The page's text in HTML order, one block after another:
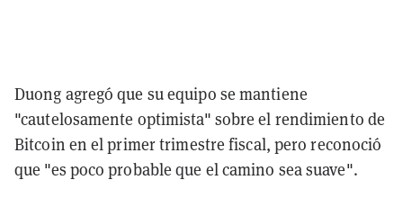
Duong agregó que su equipo se mantiene
"cautelosamente optimista" sobre el rendimiento de
Bitcoin en el primer trimestre fiscal, pero reconoció
que "es poco probable que el camino sea suave".